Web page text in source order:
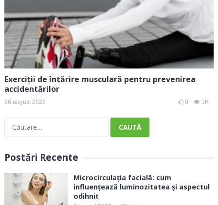
Exerciții de întărire musculară pentru prevenirea
accidentărilor
26 august 2025 0 1K
Caută
Postări Recente
Microcirculația facială: cum
influențează luminozitatea și aspectul
odihnit